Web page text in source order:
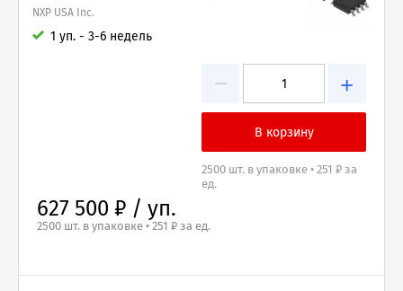
NXP USA Inc.
1 уп. - 3-6 недель
− +
2500 шт. в упаковке • 251 ₽ за
ед.
627 500 ₽ / уп.
2500 шт. в упаковке • 251 ₽ за ед.